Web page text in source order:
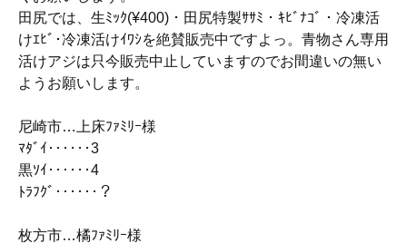
田尻では、生ﾐｯｸ(¥400)・田尻特製ｻｻﾐ・ｷﾋﾞﾅｺﾞ・冷凍活
けｴﾋﾞ･冷凍活けｲﾜｼを絶賛販売中ですよっ。青物さん専用
活けアジは只今販売中止していますのでお間違いの無い
ようお願いします。
尼崎市…上床ﾌｧﾐﾘｰ様
ﾏﾀﾞｲ‥‥‥3
黒ｿｲ‥‥‥4
ﾄﾗﾌｸﾞ‥‥‥？
枚方市…橘ﾌｧﾐﾘｰ様